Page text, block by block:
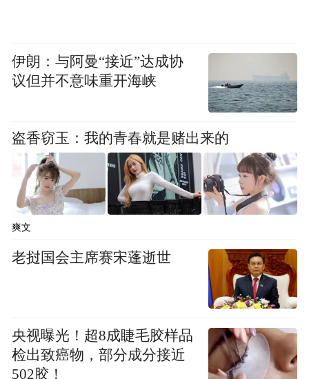
伊朗：与阿曼“接近”达成协
议但并不意味重开海峡
盗香窃玉：我的青春就是赌出来的
爽文
老挝国会主席赛宋蓬逝世
央视曝光！超8成睫毛胶样品
检出致癌物，部分成分接近
502胶！